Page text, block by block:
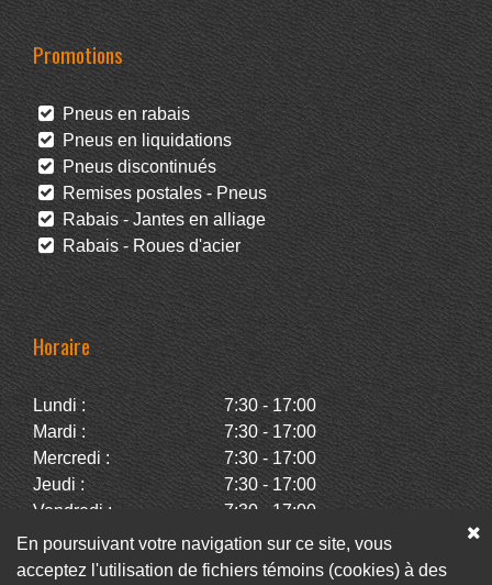
Promotions
Pneus en rabais
Pneus en liquidations
Pneus discontinués
Remises postales - Pneus
Rabais - Jantes en alliage
Rabais - Roues d'acier
Horaire
Lundi :
7:30 - 17:00
Mardi :
7:30 - 17:00
Mercredi :
7:30 - 17:00
Jeudi :
7:30 - 17:00
Vendredi :
7:30 - 17:00
Samedi :
Fermé
Dimanche :
Fermé
En poursuivant votre navigation sur ce site, vous
acceptez l'utilisation de fichiers témoins (cookies) à des